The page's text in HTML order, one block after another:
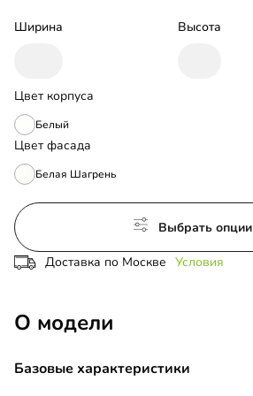
Ширина Высота
Цвет корпуса
Белый
Цвет фасада
Белая Шагрень
Выбрать опции
Доставка по Москве Условия
О модели
Базовые характеристики